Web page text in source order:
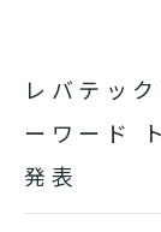
レバテッ
ーワード
発表